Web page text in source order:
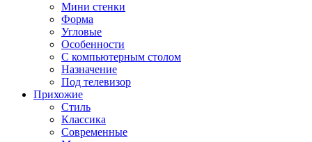
Мини стенки
Форма
Угловые
Особенности
С компьютерным столом
Назначение
Под телевизор
Прихожие
Стиль
Классика
Современные